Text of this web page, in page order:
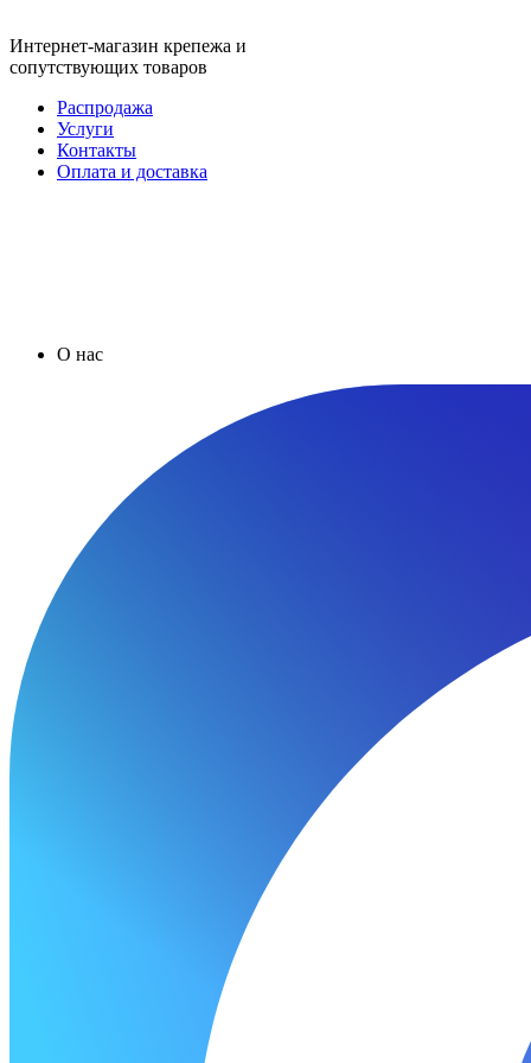
Интернет-магазин крепежа и
сопутствующих товаров
Распродажа
Услуги
Контакты
Оплата и доставка
О нас